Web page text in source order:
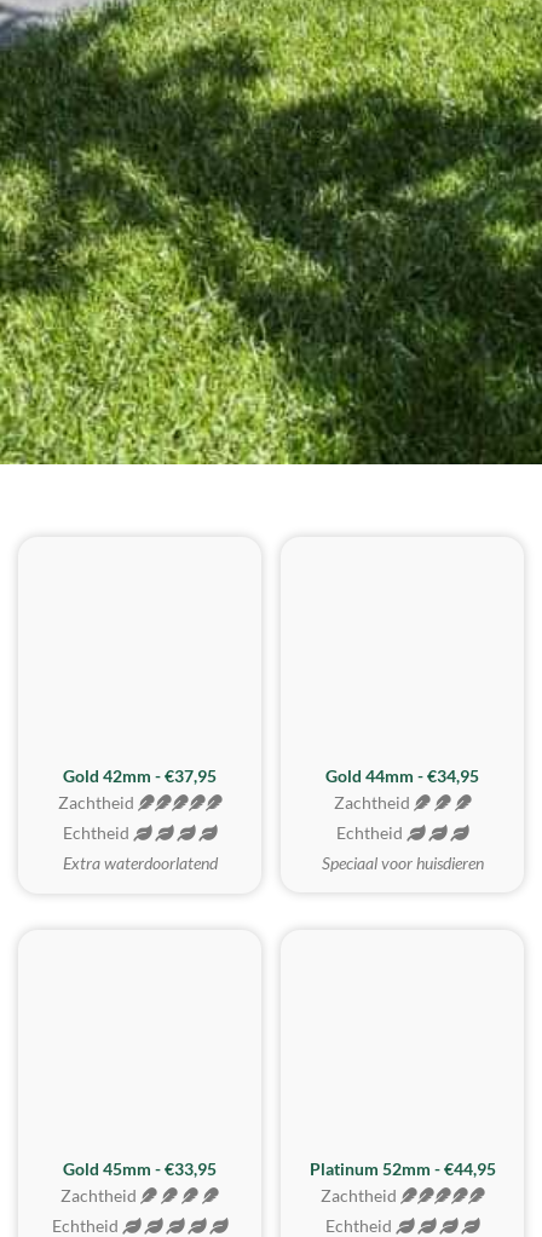
ZACHTSTE
Gold 42mm - €37,95
Zachtheid
Echtheid
Extra waterdoorlatend
Gold 44mm - €34,95
Zachtheid
Echtheid
Speciaal voor huisdieren
REALISTISCH
Gold 45mm - €33,95
Zachtheid
Echtheid
ZACHTSTE
Platinum 52mm - €44,95
Zachtheid
Echtheid